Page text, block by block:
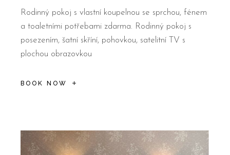
Rodinný pokoj s vlastní koupelnou se sprchou, fénem
a toaletními potřebami zdarma. Rodinný pokoj s
posezením, šatní skříní, pohovkou, satelitní TV s
plochou obrazovkou
BOOK NOW